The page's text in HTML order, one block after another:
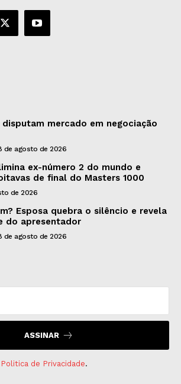
disputam mercado em negociação
de agosto de 2026
ex-número 2 do mundo e
de final do Masters 1000
de 2026
Esposa quebra o silêncio e revela
do apresentador
de agosto de 2026
ASSINAR
Politica de Privacidade.